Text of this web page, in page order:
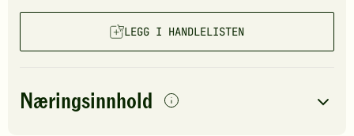
LEGG I HANDLELISTEN
Næringsinnhold